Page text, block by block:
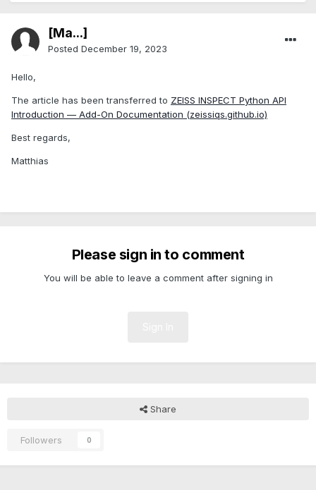
[Ma...]
Posted December 19, 2023
Hello,
The article has been transferred to ZEISS INSPECT Python API
Introduction — Add-On Documentation (zeissiqs.github.io)
Best regards,
Matthias
Please sign in to comment
You will be able to leave a comment after signing in
Share
Followers 0